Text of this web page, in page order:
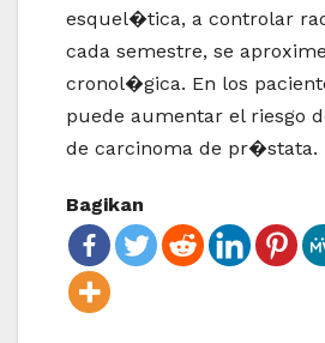
esquel�tica, a controlar
cada semestre, se
cronol�gica. En los
puede aumentar el riesgo
de carcinoma de pr�stata.
Bagikan